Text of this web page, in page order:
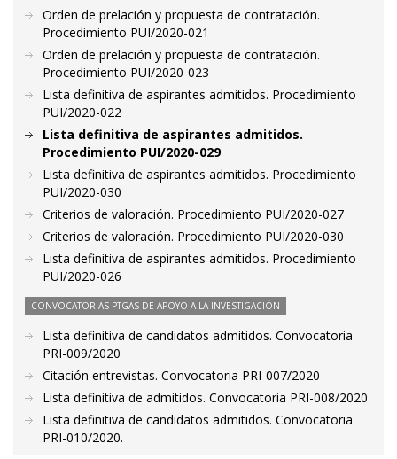
Orden de prelación y propuesta de contratación.
Procedimiento PUI/2020-021
Orden de prelación y propuesta de contratación.
Procedimiento PUI/2020-023
Lista definitiva de aspirantes admitidos. Procedimiento
PUI/2020-022
Lista definitiva de aspirantes admitidos.
Procedimiento PUI/2020-029
Lista definitiva de aspirantes admitidos. Procedimiento
PUI/2020-030
Criterios de valoración. Procedimiento PUI/2020-027
Criterios de valoración. Procedimiento PUI/2020-030
Lista definitiva de aspirantes admitidos. Procedimiento
PUI/2020-026
CONVOCATORIAS PTGAS DE APOYO A LA INVESTIGACIÓN
Lista definitiva de candidatos admitidos. Convocatoria
PRI-009/2020
Citación entrevistas. Convocatoria PRI-007/2020
Lista definitiva de admitidos. Convocatoria PRI-008/2020
Lista definitiva de candidatos admitidos. Convocatoria
PRI-010/2020.